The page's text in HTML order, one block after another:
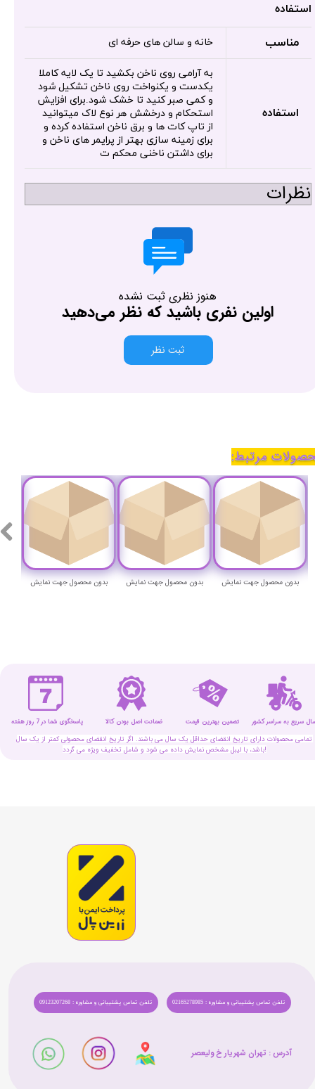
استفاده
مناسب خانه و سالن های حرفه ای
استفاده
به آرامی روی ناخن بکشید تا یک لایه کاملا
یکدست و یکنواخت روی ناخن تشکیل شود
و کمی صبر کنید تا خشک شود.برای افزایش
استحکام و درخشش هر نوع لاک میتوانید
از تاپ کات ها و برق ناخن استفاده کرده و
برای زمینه سازی بهتر از پرایمر های ناخن و
برای داشتن ناخنی محکم ت
نظرات
هنوز نظری ثبت نشده
اولین نفری باشید که نظر می‌دهید
ثبت نظر
بدون محصول جهت نمایش بدون محصول جهت نمایش بدون محصول جهت نمایش
مرتبط:
تمامی محصولات دارای تاریخ انقضای حداقل یک سال می باشند. اگر تاریخ انقضای محصولی کمتر از یک سال
باشد، با لیبل مشخص نمایش داده می شود و شامل تخفیف ویژه می گردد!
ضمانت اصل بودن کالا تضمین بهترین قیمت پاسخگوی شما در 7 روز هفته سریع به سراسر کشور
تلفن تماس پشتیبانی و مشاوره : 09123207268 تلفن تماس پشتیبانی و مشاوره : 02165278985
آدرس : تهران شهریار خ ولیعصر​​​​​​​